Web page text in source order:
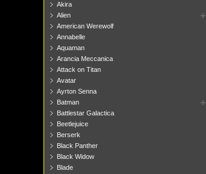
Akira
Alien
American Werewolf
Annabelle
Aquaman
Arancia Meccanica
Attack on Titan
Avatar
Ayrton Senna
Batman
Battlestar Galactica
Beetlejuice
Berserk
Black Panther
Black Widow
Blade